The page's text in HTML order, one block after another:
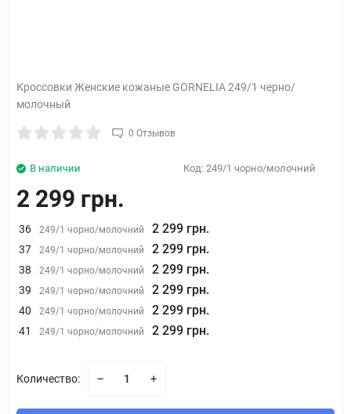
Кроссовки Женские кожаные GORNELIA 249/1 черно/
молочный
0 Отзывов
В наличии Код: 249/1 чорно/молочний
2 299 грн.
36 249/1 чорно/молочний 2 299 грн.
37 249/1 чорно/молочний 2 299 грн.
38 249/1 чорно/молочний 2 299 грн.
39 249/1 чорно/молочний 2 299 грн.
40 249/1 чорно/молочний 2 299 грн.
41 249/1 чорно/молочний 2 299 грн.
Количество: